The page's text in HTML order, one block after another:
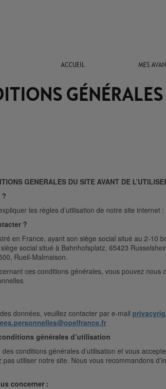
ACCUEIL MES
GENERALES DU SITE AVANT DE
les règles d’utilisation de notre site internet :
?
en France, ayant son siège social situé au 2-10
social situé à Bahnhofsplatz, 65423
Rueil-Malmaison.
ces conditions générales, vous pouvez nous
données, veuillez contacter par e-mail
générales d’utilisation
conditions générales d’utilisation et vous
utiliser notre site. Nous vous recommandons
concerner :